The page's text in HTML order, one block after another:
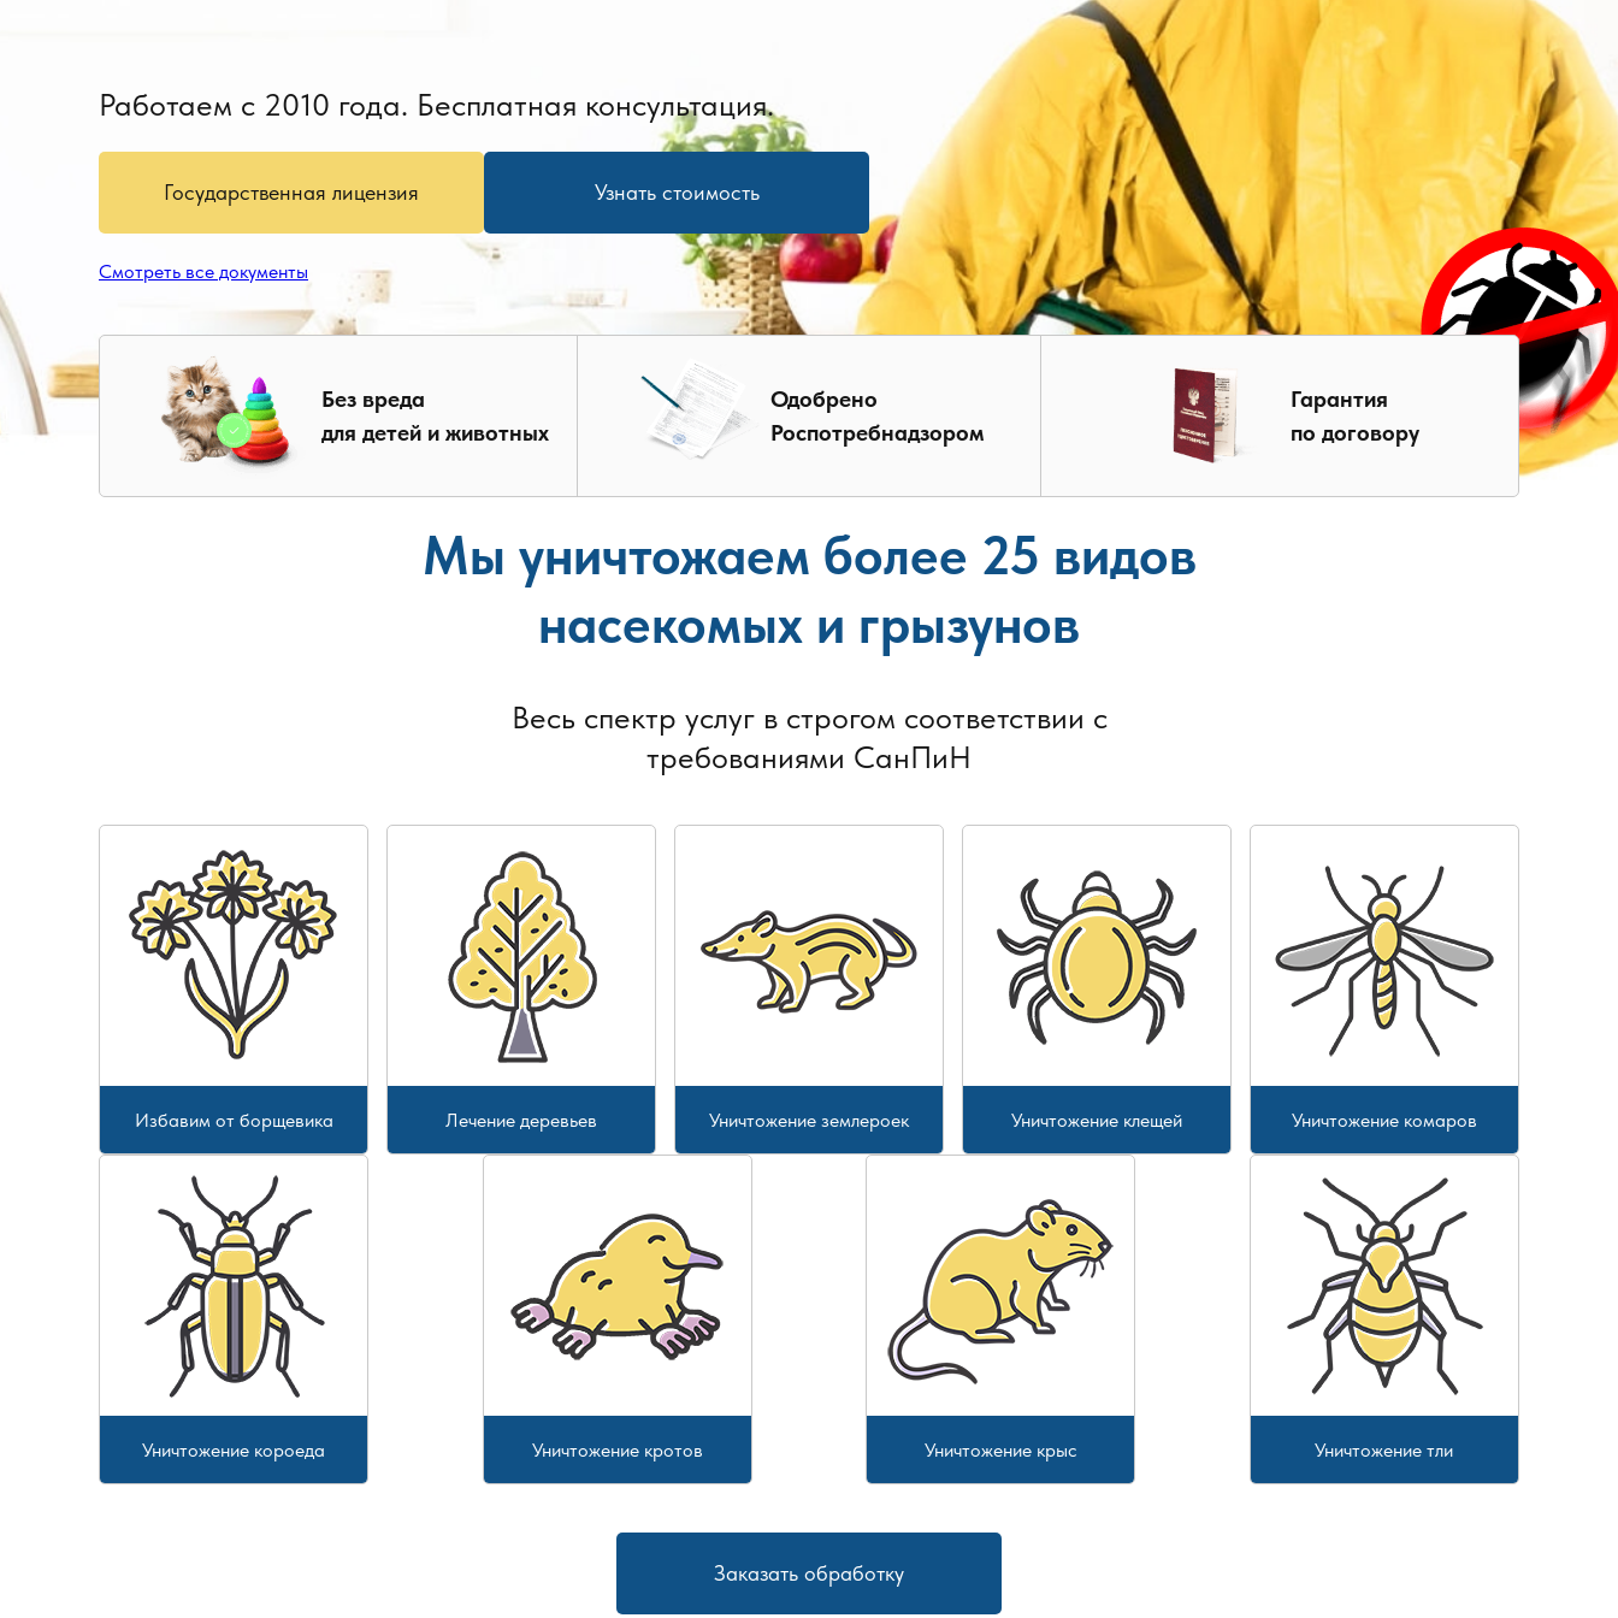
Работаем с 2010 года. Бесплатная консультация.
Государственная лицензия Узнать стоимость
Смотреть все документы
Без вреда
для детей и животных
Одобрено
Роспотребнадзором
Гарантия
по договору
Мы уничтожаем более 25 видов
насекомых и грызунов
Весь спектр услуг в строгом соответствии с
требованиями СанПиН
Избавим от борщевика Лечение деревьев Уничтожение землероек Уничтожение клещей Уничтожение комаров
Уничтожение короеда Уничтожение кротов Уничтожение крыс Уничтожение тли
Заказать обработку